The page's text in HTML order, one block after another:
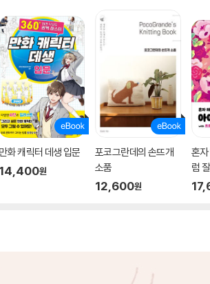
만화 캐릭터 데생 입문
14,400원
포코그란데의 손뜨개
소품
12,600원
혼
럼
드